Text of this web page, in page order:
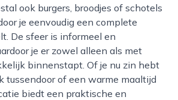
ook burgers, broodjes of schotels
je eenvoudig een complete
De sfeer is informeel en
je er zowel alleen als met
binnenstapt. Of je nu zin hebt
tussendoor of een warme maaltijd
biedt een praktische en